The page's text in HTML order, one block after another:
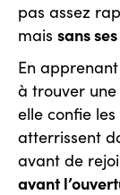
pas assez
mais sans
En
à trouver
elle confie
atterrissent
avant de
avant